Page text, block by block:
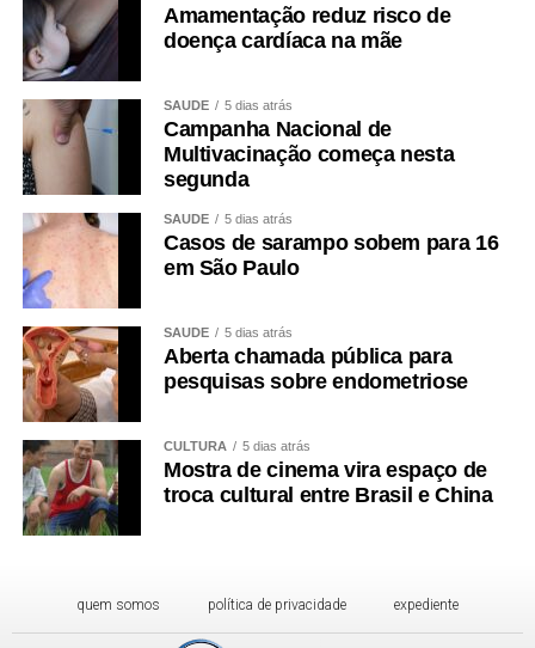
Amamentação reduz risco de
doença cardíaca na mãe
SAÚDE 5 dias atrás
Campanha Nacional de
Multivacinação começa nesta
segunda
SAÚDE 5 dias atrás
Casos de sarampo sobem para 16
em São Paulo
SAÚDE 5 dias atrás
Aberta chamada pública para
pesquisas sobre endometriose
CULTURA 5 dias atrás
Mostra de cinema vira espaço de
troca cultural entre Brasil e China
quem somos política de privacidade expediente